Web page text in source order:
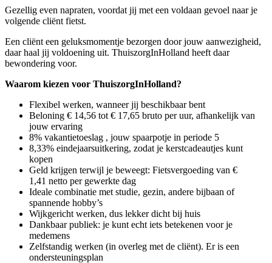
Gezellig even napraten, voordat jij met een voldaan gevoel naar je
volgende cliënt fietst.
Een cliënt een geluksmomentje bezorgen door jouw aanwezigheid,
daar haal jij voldoening uit. ThuiszorgInHolland heeft daar
bewondering voor.
Waarom kiezen voor ThuiszorgInHolland?
Flexibel werken, wanneer jij beschikbaar bent
Beloning € 14,56 tot € 17,65 bruto per uur, afhankelijk van
jouw ervaring
8% vakantietoeslag , jouw spaarpotje in periode 5
8,33% eindejaarsuitkering, zodat je kerstcadeautjes kunt
kopen
Geld krijgen terwijl je beweegt: Fietsvergoeding van €
1,41 netto per gewerkte dag
Ideale combinatie met studie, gezin, andere bijbaan of
spannende hobby’s
Wijkgericht werken, dus lekker dicht bij huis
Dankbaar publiek: je kunt echt iets betekenen voor je
medemens
Zelfstandig werken (in overleg met de cliënt). Er is een
ondersteuningsplan